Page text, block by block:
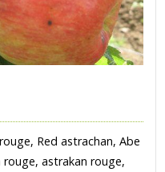
Red astrachan, Abe
rouge, astrakan rouge,